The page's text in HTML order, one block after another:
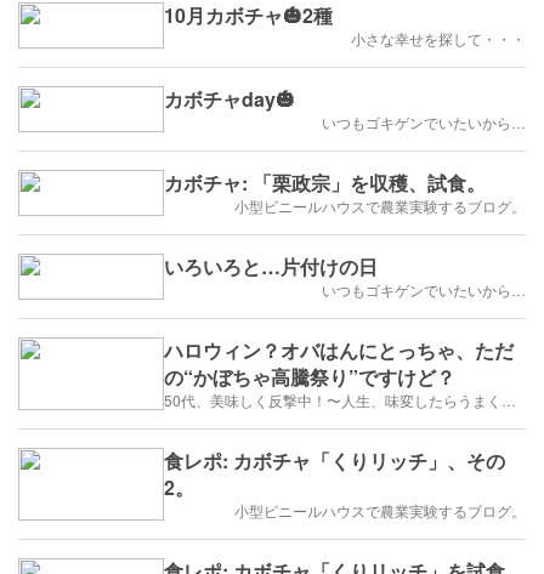
10月カボチャ🎃2種
小さな幸せを探して・・・
カボチャday🎃
いつもゴキゲンでいたいから…
カボチャ: 「栗政宗」を収穫、試食。
小型ビニールハウスで農業実験するブログ。
いろいろと…片付けの日
いつもゴキゲンでいたいから…
ハロウィン？オバはんにとっちゃ、ただ
の“かぼちゃ高騰祭り”ですけど？
食レポ: カボチャ「くりリッチ」、その
2。
小型ビニールハウスで農業実験するブログ。